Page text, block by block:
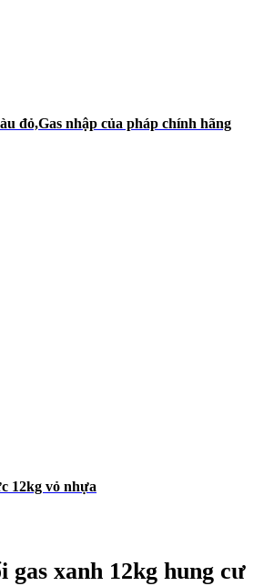
đỏ,Gas nhập của pháp chính hãng
12kg vỏ nhựa
gas xanh 12kg hung cư